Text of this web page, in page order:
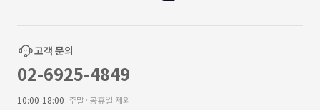
고객 문의
02-6925-4849
10:00-18:00 주말·공휴일 제외